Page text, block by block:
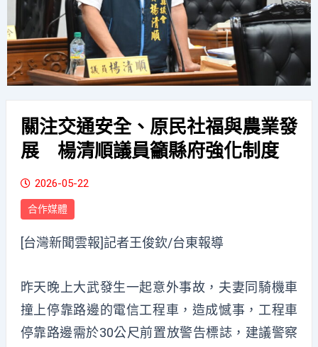
關注交通安全、原民社福與農業發
展 楊清順議員籲縣府強化制度
2026-05-22
合作媒體
[台灣新聞雲報]記者王俊欽/台東報導
昨天晚上大武發生一起意外事故，夫妻同騎機車
撞上停靠路邊的電信工程車，造成憾事，工程車
停靠路邊需於30公尺前置放警告標誌，建議警察